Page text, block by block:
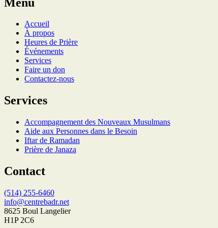
Accueil
À propos
Heures de Prière
Événements
Services
Faire un don
Contactez-nous
Services
Accompagnement des Nouveaux Musulmans
Aide aux Personnes dans le Besoin
Iftar de Ramadan
Prière de Janaza
Contact
(514) 255-6460
info@centrebadr.net
8625 Boul Langelier
H1P 2C6